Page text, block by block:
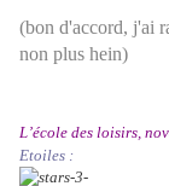
(bon d'accord, j'ai
non plus hein)
L’école des loisirs,
Etoiles :